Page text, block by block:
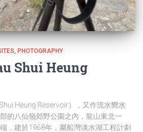
PHOTOGRAPHY
Shui Heung
Heung Reservoir），又作流水嚮水
的八仙嶺郊野公園之內，龍山東北一
，建於1968年，屬船灣淡水湖工程計劃